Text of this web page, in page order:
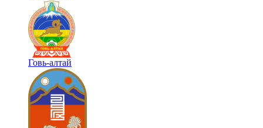
Говь-алтай